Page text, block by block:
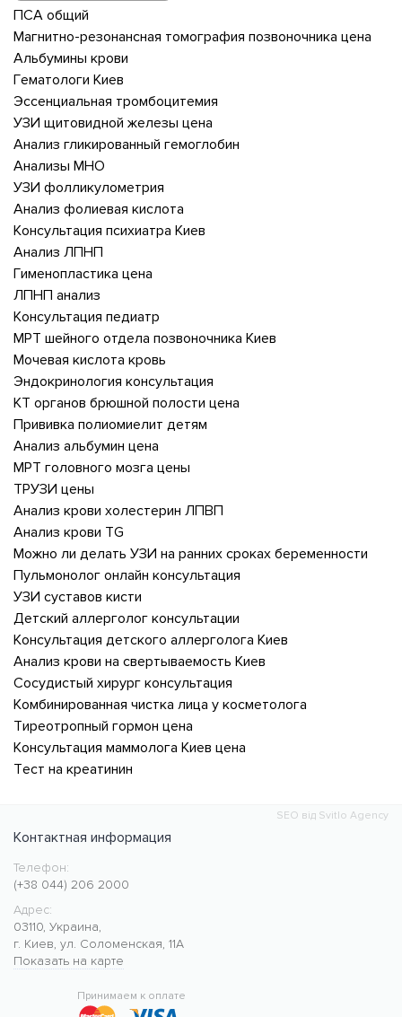
ПСА общий
Магнитно-резонансная томография позвоночника цена
Альбумины крови
Гематологи Киев
Эссенциальная тромбоцитемия
УЗИ щитовидной железы цена
Анализ гликированный гемоглобин
Анализы МНО
УЗИ фолликулометрия
Анализ фолиевая кислота
Консультация психиатра Киев
Анализ ЛПНП
Гименопластика цена
ЛПНП анализ
Консультация педиатр
МРТ шейного отдела позвоночника Киев
Мочевая кислота кровь
Эндокринология консультация
КТ органов брюшной полости цена
Прививка полиомиелит детям
Анализ альбумин цена
МРТ головного мозга цены
ТРУЗИ цены
Анализ крови холестерин ЛПВП
Анализ крови TG
Можно ли делать УЗИ на ранних сроках беременности
Пульмонолог онлайн консультация
УЗИ суставов кисти
Детский аллерголог консультации
Консультация детского аллерголога Киев
Анализ крови на свертываемость Киев
Сосудистый хирург консультация
Комбинированная чистка лица у косметолога
Тиреотропный гормон цена
Консультация маммолога Киев цена
Тест на креатинин
SEO від Svitlo Agency
Контактная информация
Медицинский центр CMC MED
https://cmcmed.clinic
Телефон:
(+38 044) 206 2000
Адрес:
03110, Украина,
г. Киев, ул. Соломенская, 11А
Показать на карте
Принимаем к оплате